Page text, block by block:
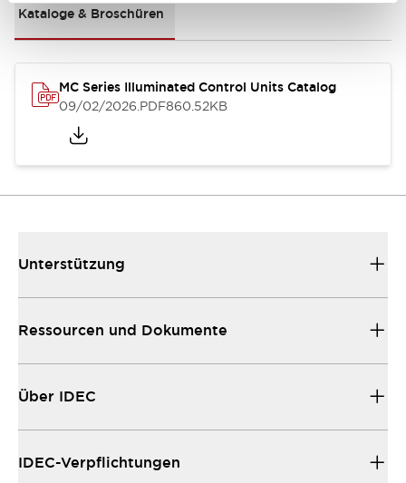
Kataloge & Broschüren
MC Series Illuminated Control Units Catalog
09/02/2026.PDF860.52KB
Unterstützung
Ressourcen und Dokumente
Über IDEC
IDEC-Verpflichtungen